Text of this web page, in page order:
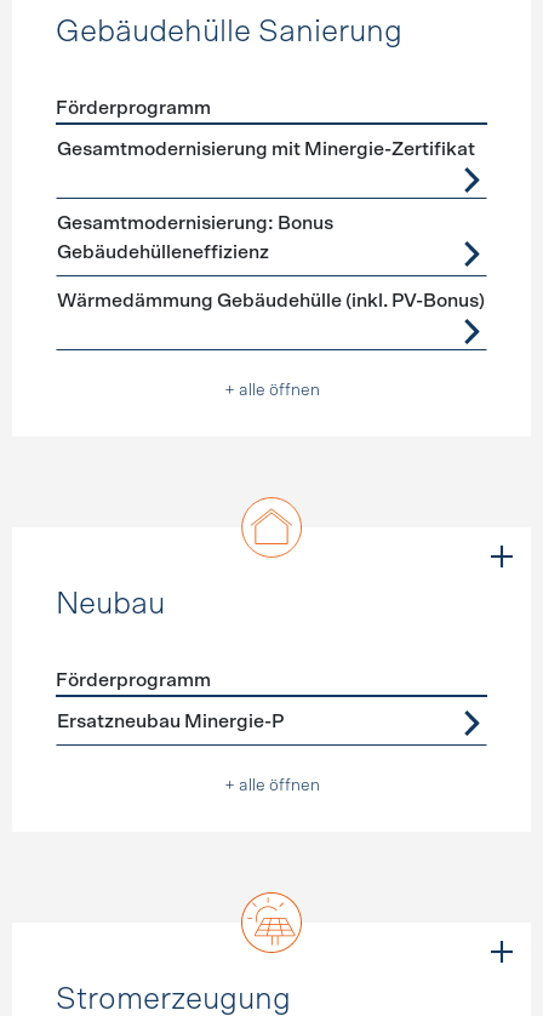
Gebäudehülle Sanierung
Förderprogramme Gebäudehülle Sanierung
Förderprogramm
Gesamtmodernisierung mit Minergie-Zertifikat
Gesamtmodernisierung: Bonus
Gebäudehülleneffizienz
Wärmedämmung Gebäudehülle (inkl. PV-Bonus)
+ alle öffnen
Neubau
Förderprogramme Neubau
Förderprogramm
Ersatzneubau Minergie-P
+ alle öffnen
Stromerzeugung